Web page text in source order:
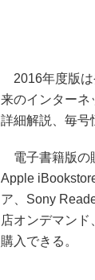
2016年度版は
来のインターネ
詳細解説、毎号
電子書籍版の
Apple
ア、Sony
店オンデマン
購入できる。